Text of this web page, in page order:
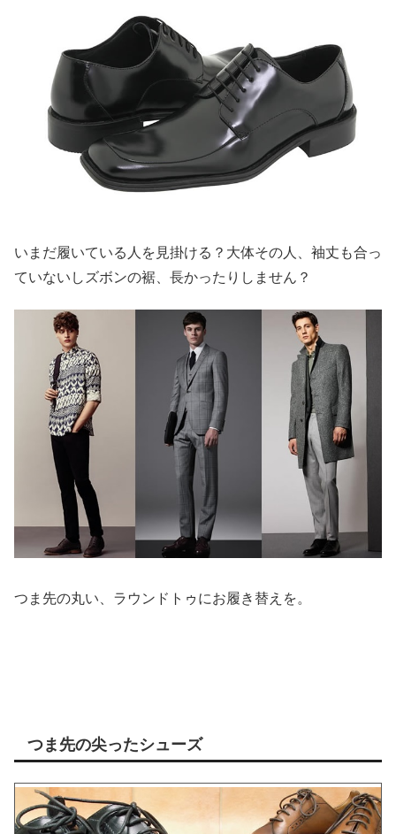
いまだ履いている人を見掛ける？大体その人、袖丈も合っ
ていないしズボンの裾、長かったりしません？
つま先の丸い、ラウンドトゥにお履き替えを。
つま先の尖ったシューズ